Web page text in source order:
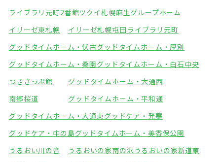
ライブラリ元町2番館ツクイ札幌麻生グループホーム
イリーゼ東札幌
イリーゼ札幌屯田ライブラリ元町
グッドタイムホーム・伏古グッドタイムホーム・厚別
グッドタイムホーム・桑園グッドタイムホーム・白石中央
つきさっぷ館
グッドタイムホーム・大通西
南郷桜道
グッドタイムホーム・平和通
グッドタイムホーム・大通東グッドケア・発寒
グッドケア・中の島グッドタイムホーム・美香保公園
うるおい川の音
うるおいの家南の沢うるおいの家新道東